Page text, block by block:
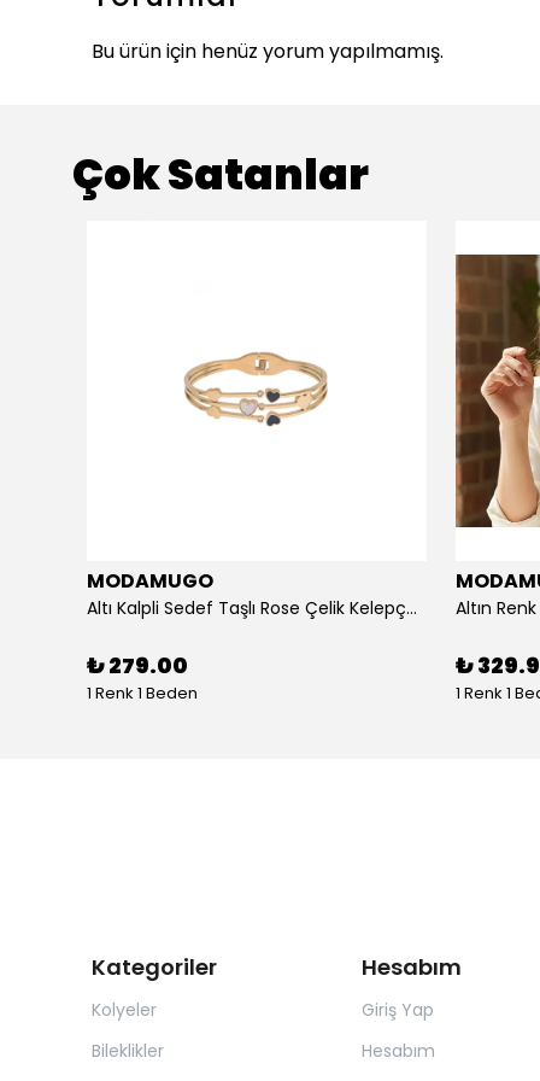
Bu ürün için henüz yorum yapılmamış.
Çok Satanlar
MODAMUGO
Altı Kalpli Sedef Taşlı Rose Çelik Kelepçe Bileklik
₺ 279.00
1 Renk 1 Beden
₺
1 Renk 1
Kategoriler
Kolyeler
Bileklikler
Hesabım
Giriş Yap
Hesabım